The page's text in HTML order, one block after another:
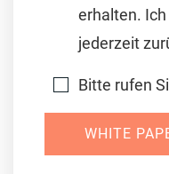
erhalten.
jederzeit
Bitte rufen
WHITE